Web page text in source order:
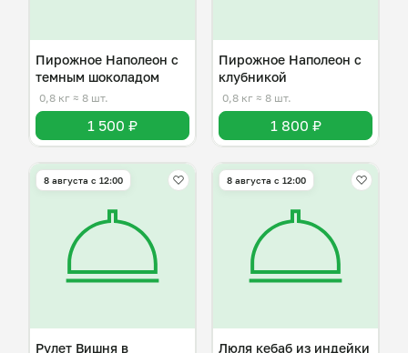
Пирожное Наполеон с
темным шоколадом
0,8 кг ≈ 8 шт.
1 500 ₽
Пирожное Наполеон с
клубникой
0,8 кг ≈ 8 шт.
1 800 ₽
8 августа с 12:00
Рулет Вишня в
8 августа с 12:00
Люля кебаб из индейки